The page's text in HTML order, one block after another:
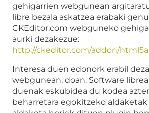
gehigarrien webgunean
libre bezala askatzea erabaki
CKEditor.com webguneko
aurki dezakezue:
http://ckeditor.com/addon/
Interesa duen edonork erabil
webgunean, doan. Software
duenak eskubidea du kodea
beharretara egokitzeko